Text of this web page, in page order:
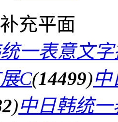
充平面
一表意文
C(14499)
)中日韩统